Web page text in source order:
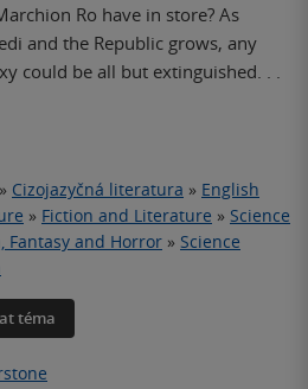
Ro have in store? As
and the Republic grows, any
could be all but extinguished. . .
» Cizojazyčná literatura » English
» Fiction and Literature » Science
Fantasy and Horror » Science
téma